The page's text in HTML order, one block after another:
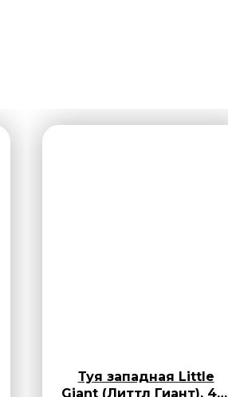
Туя западная Little
Giant (Литтл Гиант), 40-